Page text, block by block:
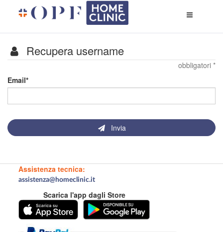
di
Recupera username
obbligatori *
campi
da
sono
obbligatori
Email
Invia
Assistenza tecnica:
assistenza@homeclinic.it
Scarica l'app dagli Store